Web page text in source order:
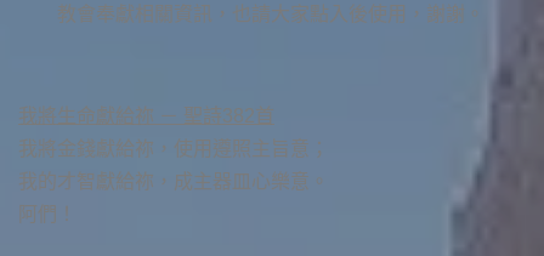
教會奉獻相關資訊，也請大家點入後使用，謝謝。
我將生命獻給祢 － 聖詩382首
我將金錢獻給祢，使用遵照主旨意；
我的才智獻給祢，成主器皿心樂意。
阿們！